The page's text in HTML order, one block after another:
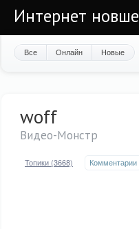
Интернет
Все Онлайн Новые
woff
Видео-Монстр
Топики (3668) Комментарии